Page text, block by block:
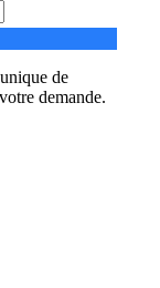
de
demande.